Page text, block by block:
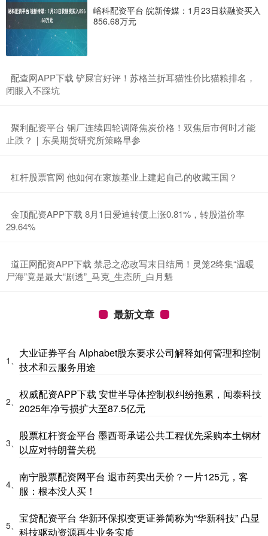
峪科配资平台 皖新传媒：1月23日获融资买入
856.68万元
​配查网APP下载 铲屎官好评！苏格兰折耳猫性价比猫粮排名，
闭眼入不踩坑
​聚利配资平台 钢厂连续四轮调降焦炭价格！双焦后市何时才能
止跌？｜东吴期货研究所策略早参
​杠杆股票官网 他如何在家族基业上建起自己的收藏王国？
​金顶配资APP下载 8月1日爱迪转债上涨0.81%，转股溢价率
29.64%
​道正网配资APP下载 禁忌之恋改写末日结局！灵笼2终集“温暖
尸海”竟是最大“剧透”_马克_生态所_白月魁
最新文章
1、
大业证券平台 Alphabet股东要求公司解释如何管理和控制
技术和云服务用途
2、
权威配资APP下载 安世半导体控制权纠纷拖累，闻泰科技
2025年净亏损扩大至87.5亿元
3、
股票杠杆资金平台 墨西哥承诺公共工程优先采购本土钢材
以应对特朗普关税
4、
南宁股票配资网平台 退市药卖出天价？一片125元，客
服：根本没人买！
5、
宝贷配资平台 华新环保拟变更证券简称为“华新科技” 凸显
科技驱动资源再生业务实质